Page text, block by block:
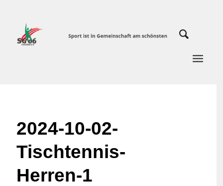
2024-10-02-
Tischtennis-
Herren-1